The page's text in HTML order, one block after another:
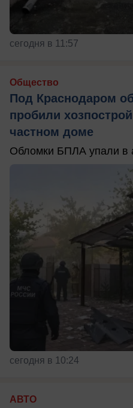
сегодня в 11:57
Общество
Под Краснодаром
пробили
частном доме
Обломки БПЛА упали в
сегодня в 10:24
АВТО